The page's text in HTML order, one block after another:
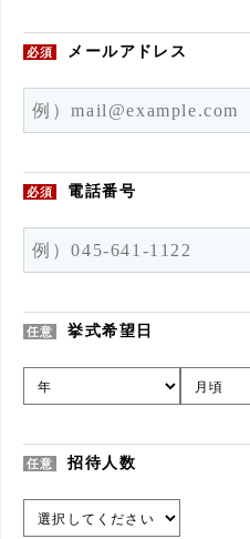
必須 メールアドレス
必須 電話番号
任意 挙式希望日
任意 招待人数